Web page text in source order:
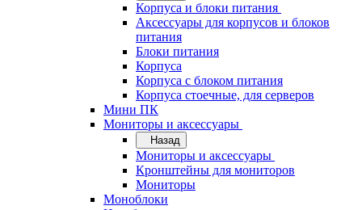
Корпуса и блоки питания
Аксессуары для корпусов и блоков
питания
Блоки питания
Корпуса
Корпуса с блоком питания
Корпуса стоечные, для серверов
Мини ПК
Мониторы и аксессуары
Назад
Мониторы и аксессуары
Кронштейны для мониторов
Мониторы
Моноблоки